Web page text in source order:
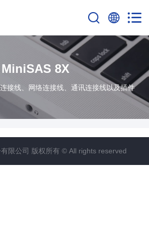
MiniSAS 8X
接线、网络连接线、通讯连接线以及插件
限公司 版权所有 © All rights reserved